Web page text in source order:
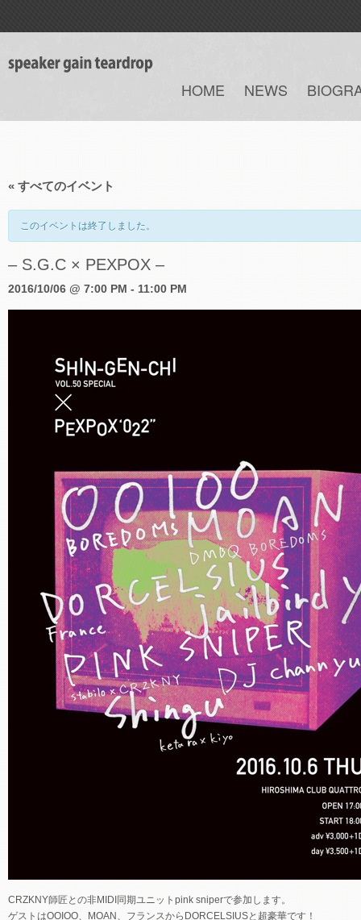
HOME NEWS
« すべてのイベント
このイベントは終了しました。
– S.G.C × PEXPOX –
2016/10/06 @ 7:00 PM - 11:00 PM
CRZKNY師匠との非MIDI同期ユニットpink sniperで参加します。
ゲストはOOIOO、MOAN、フランスからDORCELSIUSと超豪華です！